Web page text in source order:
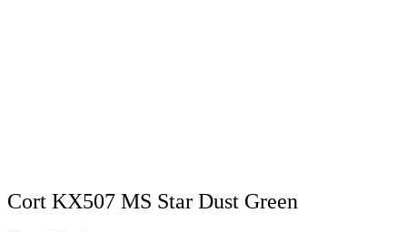
Cort KX507 MS Star Dust Green